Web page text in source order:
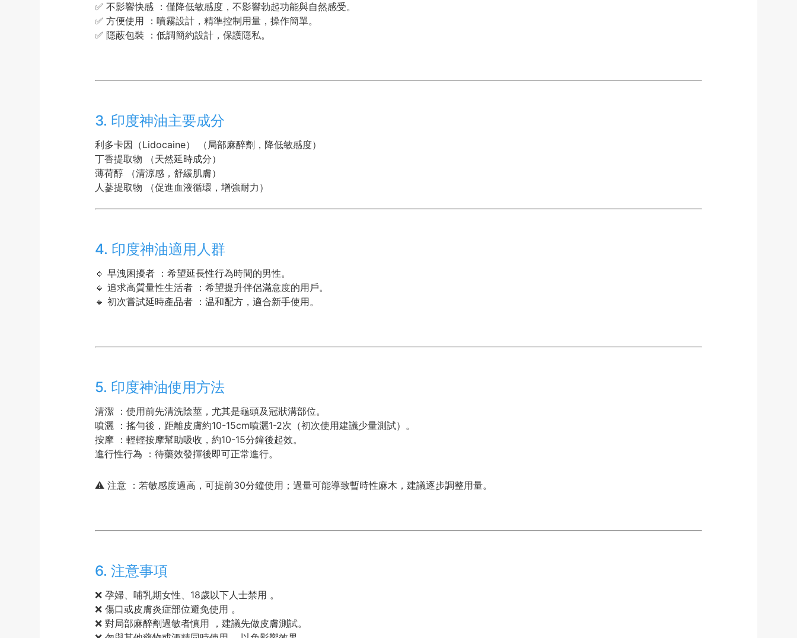
✅ 不影響快感 ：僅降低敏感度，不影響勃起功能與自然感受。
✅ 方便使用 ：噴霧設計，精準控制用量，操作簡單。
✅ 隱蔽包裝 ：低調簡約設計，保護隱私。
3. 印度神油主要成分
利多卡因（Lidocaine） （局部麻醉劑，降低敏感度）
丁香提取物 （天然延時成分）
薄荷醇 （清涼感，舒緩肌膚）
人蔘提取物 （促進血液循環，增強耐力）
4. 印度神油適用人群
🔹 早洩困擾者 ：希望延長性行為時間的男性。
🔹 追求高質量性生活者 ：希望提升伴侶滿意度的用戶。
🔹 初次嘗試延時產品者 ：温和配方，適合新手使用。
5. 印度神油使用方法
清潔 ：使用前先清洗陰莖，尤其是龜頭及冠狀溝部位。
噴灑 ：搖勻後，距離皮膚約10-15cm噴灑1-2次（初次使用建議少量測試）。
按摩 ：輕輕按摩幫助吸收，約10-15分鐘後起效。
進行性行為 ：待藥效發揮後即可正常進行。
⚠ 注意 ：若敏感度過高，可提前30分鐘使用；過量可能導致暫時性麻木，建議逐步調整用量。
6. 注意事項
❌ 孕婦、哺乳期女性、18歲以下人士禁用 。
❌ 傷口或皮膚炎症部位避免使用 。
❌ 對局部麻醉劑過敏者慎用 ，建議先做皮膚測試。